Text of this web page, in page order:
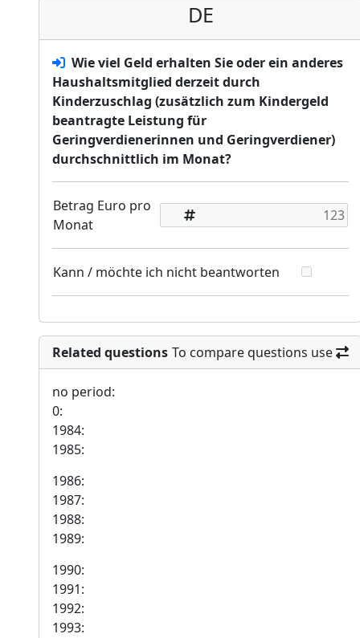
DE
Wie viel Geld erhalten Sie oder ein anderes
Haushaltsmitglied derzeit durch
Kinderzuschlag (zusätzlich zum Kindergeld
beantragte Leistung für
Geringverdienerinnen und Geringverdiener)
durchschnittlich im Monat?
Betrag Euro pro
Monat
Kann / möchte ich nicht beantworten
Related questions To compare questions use
no period:
0:
1984:
1985:
1986:
1987:
1988:
1989:
1990:
1991:
1992:
1993: